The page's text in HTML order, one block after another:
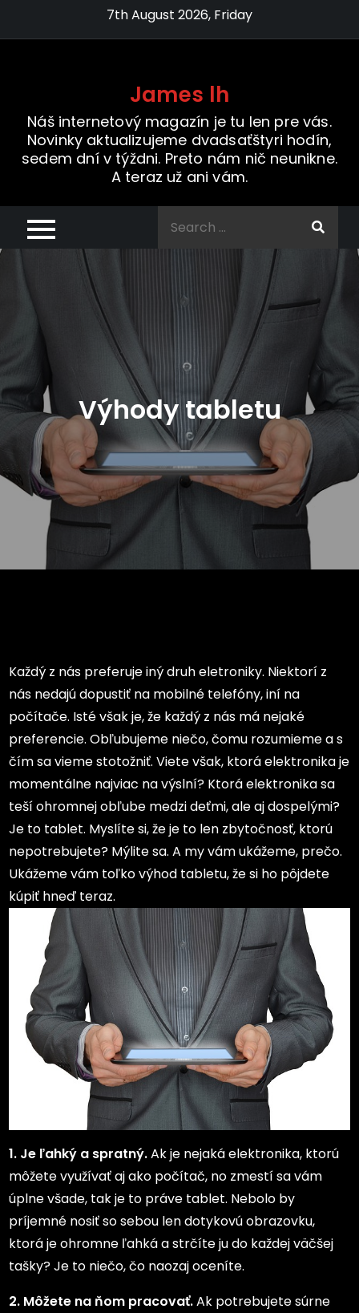
7th August 2026, Friday
James lh
Náš internetový magazín je tu len pre vás.
Novinky aktualizujeme dvadsaťštyri hodín,
sedem dní v týždni. Preto nám nič neunikne.
A teraz už ani vám.
Výhody tabletu
Každý z nás preferuje iný druh eletroniky. Niektorí z
nás nedajú dopustiť na mobilné telefóny, iní na
počítače. Isté však je, že každý z nás má nejaké
preferencie. Obľubujeme niečo, čomu rozumieme a s
čím sa vieme stotožniť. Viete však, ktorá elektronika je
momentálne najviac na výslní? Ktorá elektronika sa
teší ohromnej obľube medzi deťmi, ale aj dospelými?
Je to tablet. Myslíte si, že je to len zbytočnosť, ktorú
nepotrebujete? Mýlite sa. A my vám ukážeme, prečo.
Ukážeme vám toľko výhod tabletu, že si ho pôjdete
kúpiť hneď teraz.
1. Je ľahký a spratný.Ak je nejaká elektronika, ktorú
môžete využívať aj ako počítač, no zmestí sa vám
úplne všade, tak je to práve tablet. Nebolo by
príjemné nosiť so sebou len dotykovú obrazovku,
ktorá je ohromne ľahká a strčíte ju do každej väčšej
tašky? Je to niečo, čo naozaj oceníte.
2. Môžete na ňom pracovať.Ak potrebujete súrne